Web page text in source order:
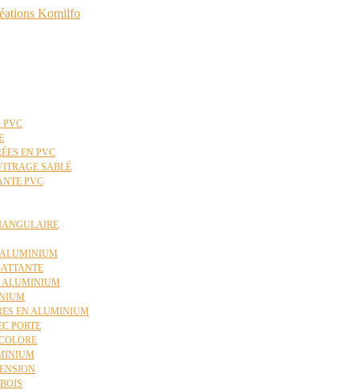
PVC
EN PVC
SABLÉ
PVC
ALUMINIUM
ALUMINIUM
EN ALUMINIUM
PORTE